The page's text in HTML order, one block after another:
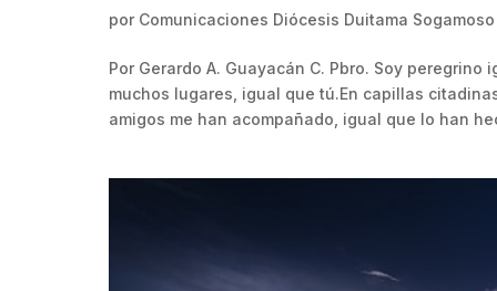
por Comunicaciones Diócesis Duitama Sogamoso
Por Gerardo A. Guayacán C. Pbro. Soy
muchos lugares, igual que tú.En capillas
amigos me han acompañado, igual que lo han